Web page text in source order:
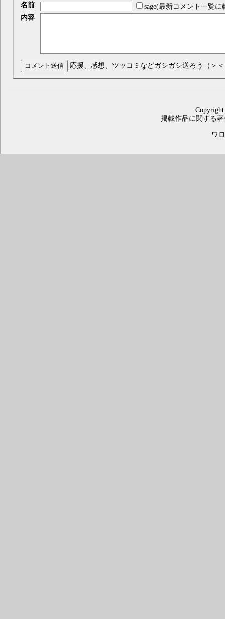
名前
sage(最新コメント一覧に
内容
コメント送信 応援、感想、ツッコミなどガシガシ送ろう（＞
掲載作品に関する
ワ